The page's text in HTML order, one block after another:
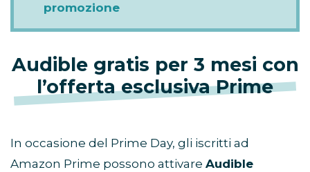
promozione
Audible gratis per 3 mesi con
l’offerta esclusiva Prime
In occasione del Prime Day, gli iscritti ad
Amazon Prime possono attivare Audible